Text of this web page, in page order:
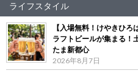
ライフスタイル
【入場無料！けやきひ
ラフトビールが集まる！
たま新都心
2026年8月7日